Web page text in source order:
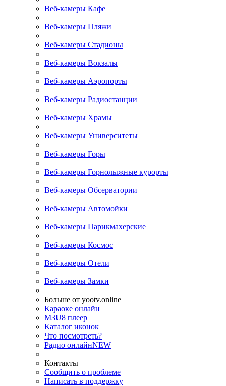
Веб-камеры Кафе
Веб-камеры Пляжи
Веб-камеры Стадионы
Веб-камеры Вокзалы
Веб-камеры Аэропорты
Веб-камеры Радиостанции
Веб-камеры Храмы
Веб-камеры Университеты
Веб-камеры Горы
Веб-камеры Горнолыжные курорты
Веб-камеры Обсерватории
Веб-камеры Автомойки
Веб-камеры Парикмахерские
Веб-камеры Космос
Веб-камеры Отели
Веб-камеры Замки
Больше от yootv.online
Караоке онлайн
M3U8 плеер
Каталог иконок
Что посмотреть?
Радио онлайнNEW
Контакты
Сообщить о проблеме
Написать в поддержку